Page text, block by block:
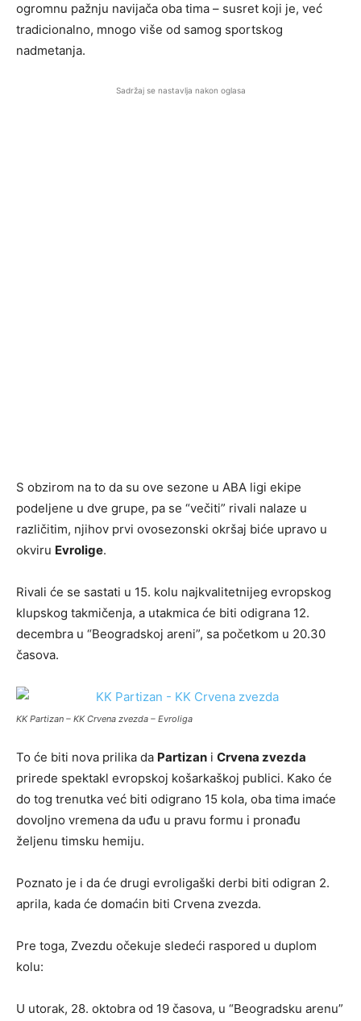
ogromnu pažnju navijača oba tima – susret koji je, već
tradicionalno, mnogo više od samog sportskog
nadmetanja.
Sadržaj se nastavlja nakon oglasa
S obzirom na to da su ove sezone u ABA ligi ekipe
podeljene u dve grupe, pa se “večiti” rivali nalaze u
različitim, njihov prvi ovosezonski okršaj biće upravo u
okviru Evrolige.
Rivali će se sastati u 15. kolu najkvalitetnijeg evropskog
klupskog takmičenja, a utakmica će biti odigrana 12.
decembra u “Beogradskoj areni”, sa početkom u 20.30
časova.
KK Partizan – KK Crvena zvezda – Evroliga
To će biti nova prilika da Partizan i Crvena zvezda
prirede spektakl evropskoj košarkaškoj publici. Kako će
do tog trenutka već biti odigrano 15 kola, oba tima imaće
dovoljno vremena da uđu u pravu formu i pronađu
željenu timsku hemiju.
Poznato je i da će drugi evroligaški derbi biti odigran 2.
aprila, kada će domaćin biti Crvena zvezda.
Pre toga, Zvezdu očekuje sledeći raspored u duplom
kolu:
U utorak, 28. oktobra od 19 časova, u “Beogradsku arenu”